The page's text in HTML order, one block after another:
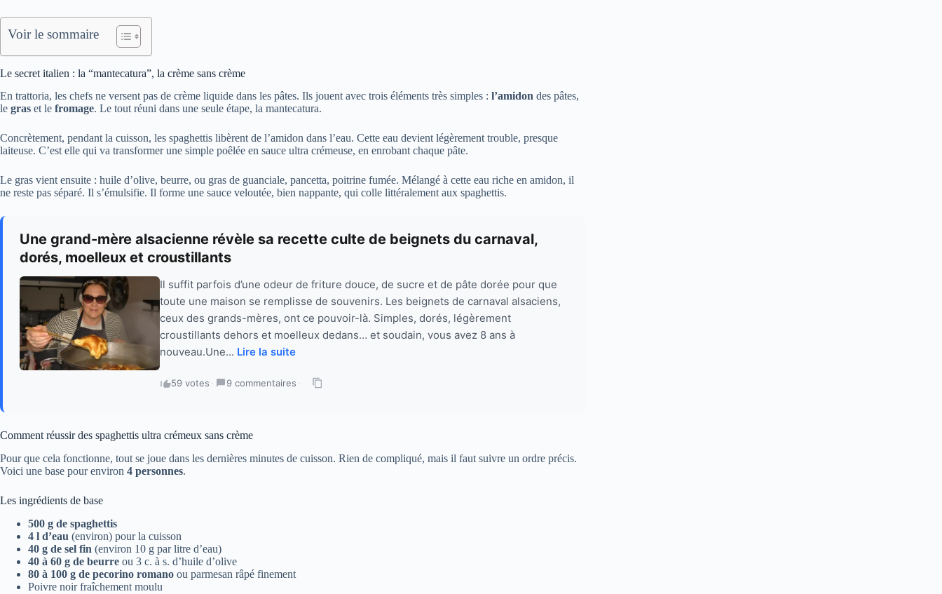
Voir le sommaire
Le secret italien : la “mantecatura”, la crème sans crème
En trattoria, les chefs ne versent pas de crème liquide dans les pâtes. Ils jouent avec trois éléments très simples : l’amidon des pâtes,
le gras et le fromage. Le tout réuni dans une seule étape, la mantecatura.
Concrètement, pendant la cuisson, les spaghettis libèrent de l’amidon dans l’eau. Cette eau devient légèrement trouble, presque
laiteuse. C’est elle qui va transformer une simple poêlée en sauce ultra crémeuse, en enrobant chaque pâte.
Le gras vient ensuite : huile d’olive, beurre, ou gras de guanciale, pancetta, poitrine fumée. Mélangé à cette eau riche en amidon, il
ne reste pas séparé. Il s’émulsifie. Il forme une sauce veloutée, bien nappante, qui colle littéralement aux spaghettis.
Une grand-mère alsacienne révèle sa recette culte de beignets du carnaval,
dorés, moelleux et croustillants
Il suffit parfois d’une odeur de friture douce, de sucre et de pâte dorée pour que
toute une maison se remplisse de souvenirs. Les beignets de carnaval alsaciens,
ceux des grands-mères, ont ce pouvoir-là. Simples, dorés, légèrement
croustillants dehors et moelleux dedans… et soudain, vous avez 8 ans à
nouveau.Une... Lire la suite
59 votes · 9 commentaires ·
Comment réussir des spaghettis ultra crémeux sans crème
Pour que cela fonctionne, tout se joue dans les dernières minutes de cuisson. Rien de compliqué, mais il faut suivre un ordre précis.
Voici une base pour environ 4 personnes.
Les ingrédients de base
500 g de spaghettis
4 l d’eau (environ) pour la cuisson
40 g de sel fin (environ 10 g par litre d’eau)
40 à 60 g de beurre ou 3 c. à s. d’huile d’olive
80 à 100 g de pecorino romano ou parmesan râpé finement
Poivre noir fraîchement moulu